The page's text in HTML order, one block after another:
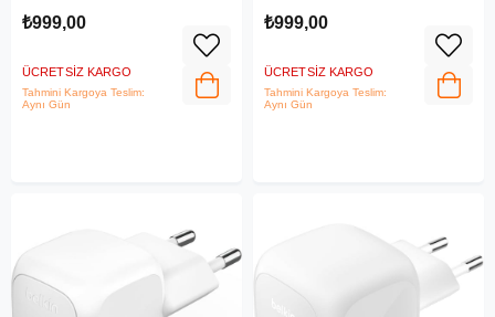
₺999,00
ÜCRETSIZ KARGO
Tahmini Kargoya Teslim:
Aynı Gün
₺999,00
ÜCRETSIZ KARGO
Tahmini Kargoya Teslim:
Aynı Gün